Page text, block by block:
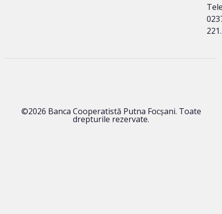
©2026 Banca Cooperatistă Putna Focșani. Toate
drepturile rezervate.